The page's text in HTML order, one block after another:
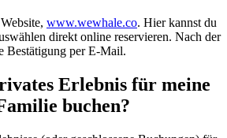
www.wewhale.co. Hier kannst du
direkt online reservieren. Nach der
Bestätigung per E-Mail.
Erlebnis für meine
buchen?